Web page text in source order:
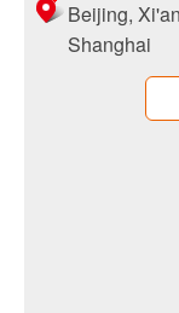
Beijing,
Shanghai